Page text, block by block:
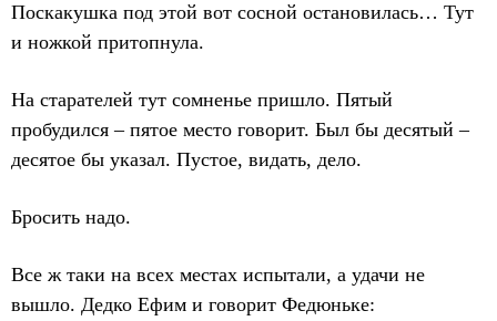
Поскакушка под этой вот сосной остановилась… Тут
и ножкой притопнула.
На старателей тут сомненье пришло. Пятый
пробудился – пятое место говорит. Был бы десятый –
десятое бы указал. Пустое, видать, дело.
Бросить надо.
Все ж таки на всех местах испытали, а удачи не
вышло. Дедко Ефим и говорит Федюньке: